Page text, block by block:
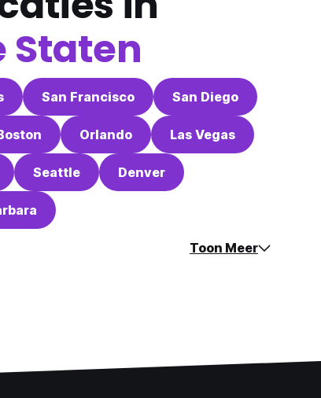
Staten
San Francisco San Diego
Orlando Las Vegas
Seattle Denver
Toon Meer